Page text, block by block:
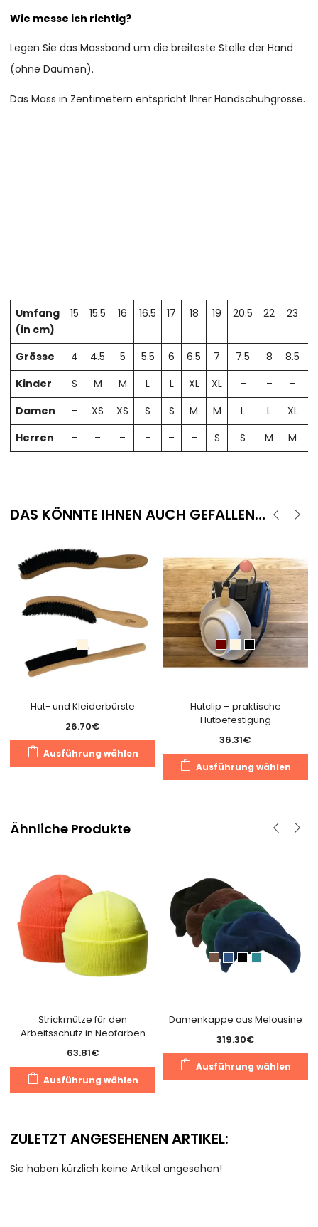
Wie messe ich richtig?
Legen Sie das Massband um die breiteste Stelle der Hand
(ohne Daumen).
Das Mass in Zentimetern entspricht Ihrer Handschuhgrösse.
Umfang
(in cm)
15 15.5 16 16.5 17 18 19 20.5 22 23
Grösse 4 4.5 5 5.5 6 6.5 7 7.5 8 8.5
Kinder
S M M L L XL XL – – –
Damen
– XS XS S S M M L L XL
Herren
– – – – – – S S M M
DAS KÖNNTE IHNEN AUCH GEFALLEN…
Hut- und Kleiderbürste
26.70€
Ausführung wählen
Produkt
weist
der
Produktseite
gewählt
Hutclip – praktische
Hutbefestigung
36.31€
Ausführung wählen
Ähnliche Produkte
Strickmütze für den
Arbeitsschutz in Neofarben
63.81€
Ausführung wählen
Dieses
Produkt
Varianten
Die
Damenkappe aus Melousine
319.30€
Ausführung wählen
ZULETZT ANGESEHENEN ARTIKEL:
Sie haben kürzlich keine Artikel angesehen!